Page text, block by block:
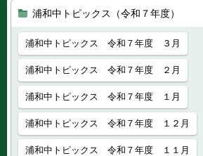
浦和中トピックス（令和７年度）
浦和中トピックス 令和７年度 ３月
浦和中トピックス 令和７年度 ２月
浦和中トピックス 令和７年度 １月
浦和中トピックス 令和７年度 １２月
浦和中トピックス 令和７年度 １１月